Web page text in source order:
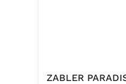
ZABLER